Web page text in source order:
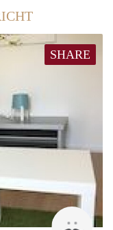
SHARE
Roel